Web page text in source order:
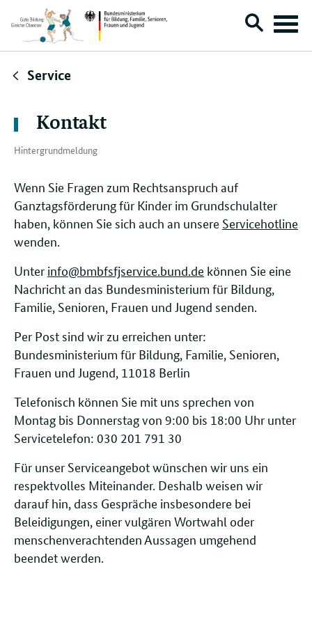
Direktlink:
Suche
Menü
Service
Kontakt
Hintergrundmeldung
Wenn Sie Fragen zum Rechtsanspruch auf
Ganztagsförderung für Kinder im Grundschulalter
haben, können Sie sich auch an unsere Servicehotline
wenden.
Unter info@bmbfsfjservice.bund.de können Sie eine
Nachricht an das Bundesministerium für Bildung,
Familie, Senioren, Frauen und Jugend senden.
Per Post sind wir zu erreichen unter:
Bundesministerium für Bildung, Familie, Senioren,
Frauen und Jugend, 11018 Berlin
Telefonisch können Sie mit uns sprechen von
Montag bis Donnerstag von 9:00 bis 18:00 Uhr unter
Servicetelefon: 030 201 791 30
Für unser Serviceangebot wünschen wir uns ein
respektvolles Miteinander. Deshalb weisen wir
darauf hin, dass Gespräche insbesondere bei
Beleidigungen, einer vulgären Wortwahl oder
menschenverachtenden Aussagen umgehend
beendet werden.